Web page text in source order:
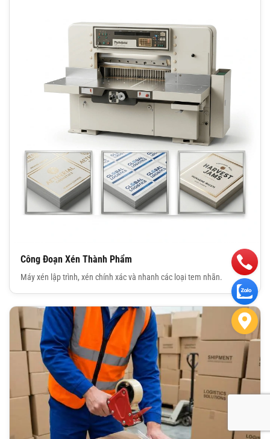
Công Đoạn Xén Thành Phẩm
Máy xén lập trình, xén chính xác và nhanh các loại tem nhãn.